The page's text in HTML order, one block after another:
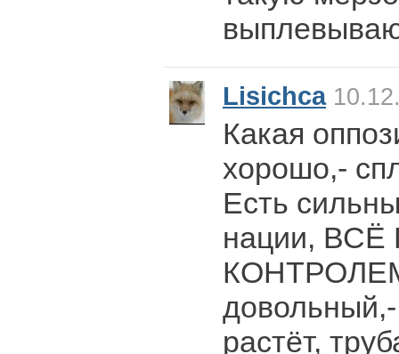
Lisichca
Какая
хорошо,-
Есть
нации,
растёт,